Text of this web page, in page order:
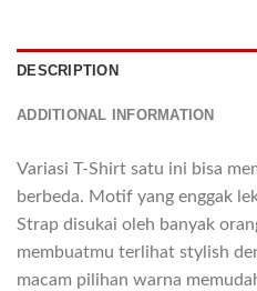
DESCRIPTION
ADDITIONAL INFORMATION
Variasi T-Shirt satu ini bisa
berbeda. Motif yang enggak
Strap disukai oleh banyak
membuatmu terlihat stylish
macam pilihan warna